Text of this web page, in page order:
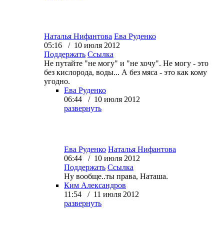
Наталья Нифантова Ева Руденко
05:16 / 10 июля 2012
Поддержать Ссылка
Не путайте "не могу" и "не хочу". Не могу - это
без кислорода, воды... А без мяса - это как кому
угодно.
Ева Руденко
06:44 / 10 июля 2012
развернуть
Ева Руденко Наталья Нифантова
06:44 / 10 июля 2012
Поддержать Ссылка
Ну вообще..ты права, Наташа.
Ким Александров
11:54 / 11 июля 2012
развернуть